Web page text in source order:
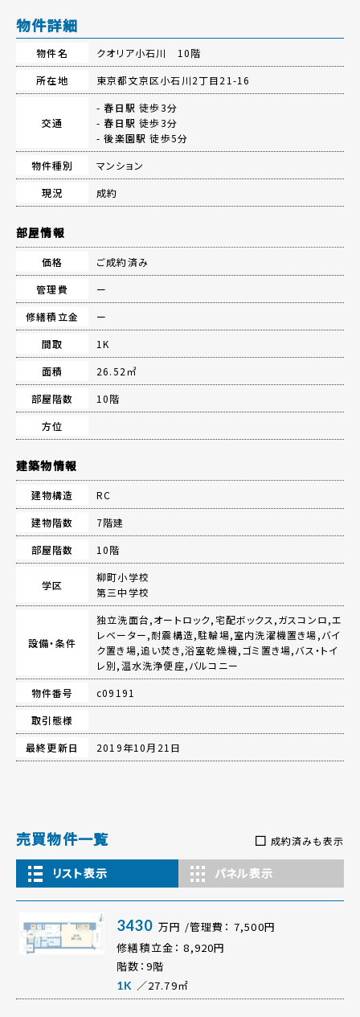
物件詳細
物件名
クオリア小石川 10階
所在地
東京都文京区小石川2丁目21-16
交通
- 春日駅 徒歩3分
- 春日駅 徒歩3分
-後楽園駅 徒歩5分
物件種別
マンション
現況
成約
部屋情報
価格
ご成約済み
管理費
ー
修繕積立金
ー
間取
1K
面積
26.52㎡
部屋階数
10階
方位
建築物情報
建物構造
RC
建物階数
7階建
部屋階数
10階
学区
柳町小学校
第三中学校
設備・条件
独立洗面台,オートロック,宅配ボックス,ガスコンロ,エ
レベーター,耐震構造,駐輪場,室内洗濯機置き場,バイ
ク置き場,追い焚き,浴室乾燥機,ゴミ置き場,バス・トイ
レ別,温水洗浄便座,バルコニー
物件番号
c09191
取引態様
最終更新日
2019年10月21日
売買物件一覧 成約済みも表示
リスト表示 パネル表示
3430 万円 /管理費： 7,500円
修繕積立金： 8,920円
階数：9階
1K ／27.79㎡